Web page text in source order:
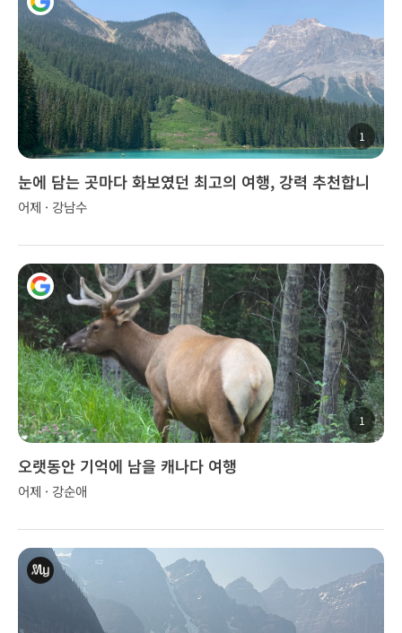
1
눈에 담는 곳마다 화보였던 최고의 여행, 강력 추천합니
다!
어제 · 강남수
1
오랫동안 기억에 남을 캐나다 여행
어제 · 강순애